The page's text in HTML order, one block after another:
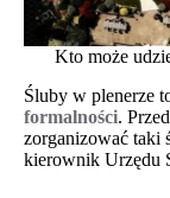
Kto może
Śluby w plenerze
formalności.
zorganizować taki
kierownik Urzędu